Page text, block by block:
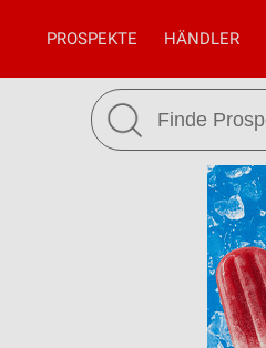
PROSPEKTE HÄNDLER